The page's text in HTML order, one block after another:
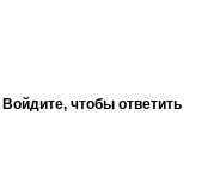
Войдите, чтобы ответить